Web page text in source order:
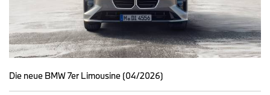
Die neue BMW 7er Limousine (04/2026)